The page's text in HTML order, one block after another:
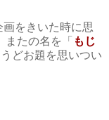
をきいた時に思
またの名を「 もじ
どお題を思いつい